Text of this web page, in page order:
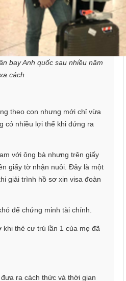
bay Anh quốc sau nhiều năm
xa cách
theo con nhưng mới chỉ vừa
có nhiều lợi thế khi đứng ra
với ông bà nhưng trên giấy
giấy tờ nhận nuôi. Đây là một
giải trình hồ sơ xin visa đoàn
để chứng minh tài chính.
thẻ cư trú lần 1 của mẹ đã
ra cách thức và thời gian